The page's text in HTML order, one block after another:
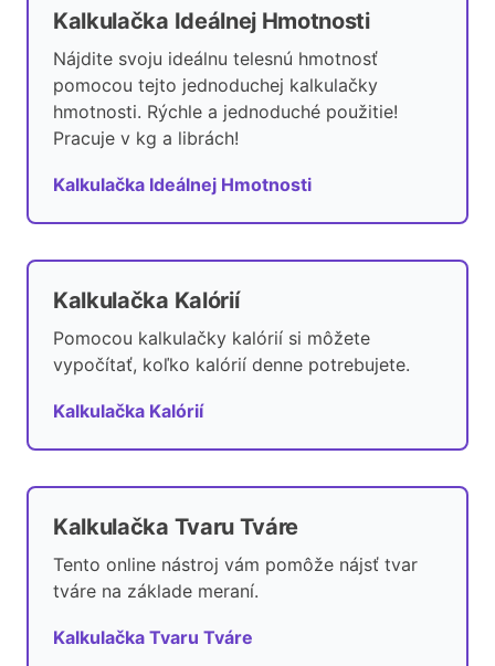
Kalkulačka Ideálnej Hmotnosti
Nájdite svoju ideálnu telesnú hmotnosť
pomocou tejto jednoduchej kalkulačky
hmotnosti. Rýchle a jednoduché použitie!
Pracuje v kg a librách!
Kalkulačka Ideálnej Hmotnosti
Kalkulačka Kalórií
Pomocou kalkulačky kalórií si môžete
vypočítať, koľko kalórií denne potrebujete.
Kalkulačka Kalórií
Kalkulačka Tvaru Tváre
Tento online nástroj vám pomôže nájsť tvar
tváre na základe meraní.
Kalkulačka Tvaru Tváre